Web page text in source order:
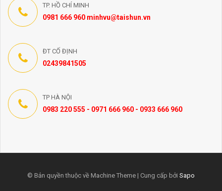
TP. HỒ CHÍ MINH
0981 666 960 minhvu@taishun.vn
ĐT CỐ ĐỊNH
02439841505
TP HÀ NỘI
0983 220 555 - 0971 666 960 - 0933 666 960
© Bản quyền thuộc về Machine Theme | Cung cấp bởi Sapo